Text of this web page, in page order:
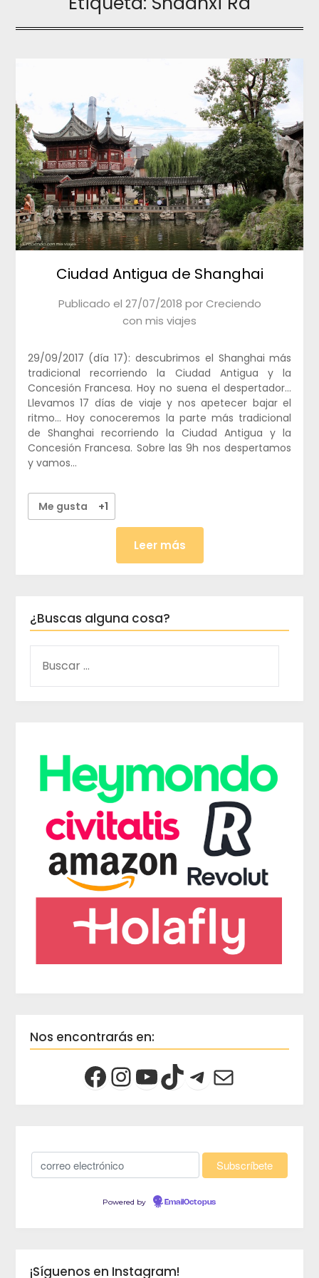
Ciudad Antigua de Shanghai
Publicado el 27/07/2018 porCreciendo
con mis viajes
29/09/2017 (día 17): descubrimos el Shanghai más
tradicional recorriendo la Ciudad Antigua y la
Concesión Francesa. Hoy no suena el despertador…
Llevamos 17 días de viaje y nos apetecer bajar el
ritmo… Hoy conoceremos la parte más tradicional
de Shanghai recorriendo la Ciudad Antigua y la
Concesión Francesa. Sobre las 9h nos despertamos
y vamos…
Me gusta +1
Leer más
¿Buscas alguna cosa?
Nos encontrarás en:
Powered by EmailOctopus
¡Síguenos en Instagram!